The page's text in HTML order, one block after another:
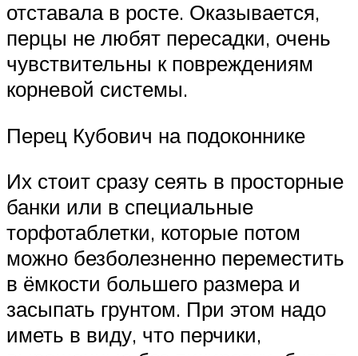
отставала в росте. Оказывается,
перцы не любят пересадки, очень
чувствительны к повреждениям
корневой системы.
Перец Кубович на подоконнике
Их стоит сразу сеять в просторные
банки или в специальные
торфотаблетки, которые потом
можно безболезненно переместить
в ёмкости большего размера и
засыпать грунтом. При этом надо
иметь в виду, что перчики,